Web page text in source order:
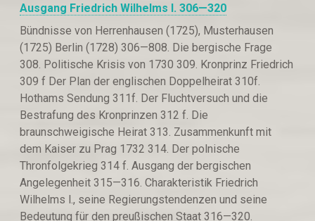
Ausgang Friedrich Wilhelms I.306—320
Bündnisse von Herrenhausen (1725), Musterhausen
(1725) Berlin (1728) 306—808. Die bergische Frage
308. Politische Krisis von 1730 309. Kronprinz Friedrich
309 f Der Plan der englischen Doppelheirat 310f.
Hothams Sendung 311f. Der Fluchtversuch und die
Bestrafung des Kronprinzen 312 f. Die
braunschweigische Heirat 313. Zusammenkunft mit
dem Kaiser zu Prag 1732 314. Der polnische
Thronfolgekrieg 314 f. Ausgang der bergischen
Angelegenheit 315—316. Charakteristik Friedrich
Wilhelms l., seine Regierungstendenzen und seine
Bedeutung für den preußischen Staat 316—320.